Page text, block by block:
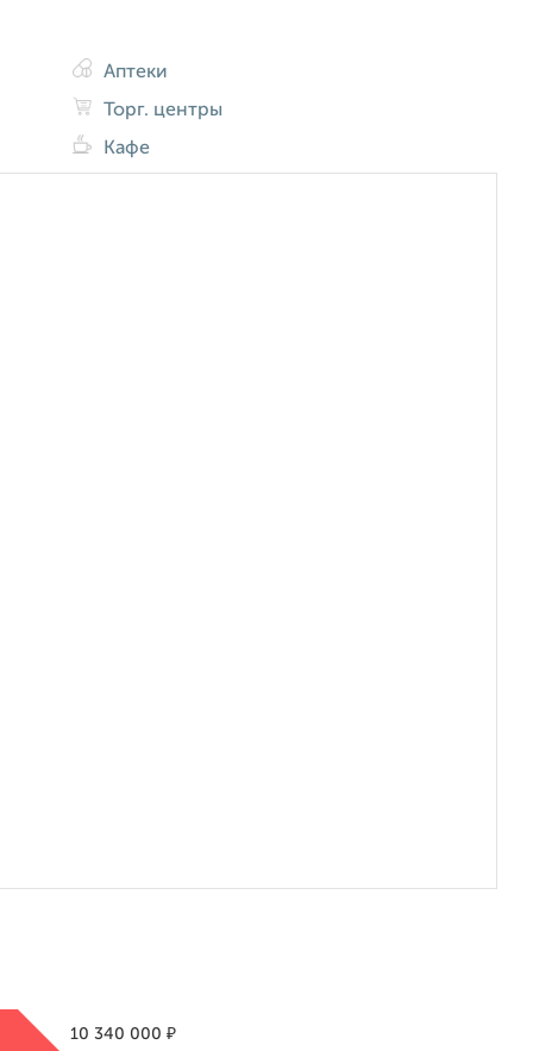
Аптеки
Торг. центры
Кафе
10 340 000₽